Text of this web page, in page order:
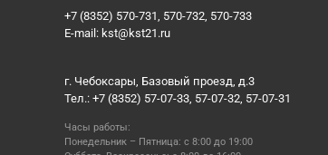
+7 (8352) 570-731, 570-732, 570-733
E-mail: kst@kst21.ru
г. Чебоксары, Базовый проезд, д.3
Тел.: +7 (8352) 57-07-33, 57-07-32, 57-07-31
Часы работы:
Понедельник – Пятница: с 8:00 до 19:00